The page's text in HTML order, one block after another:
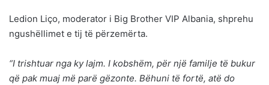
Ledion Liço, moderator i Big Brother VIP Albania, shprehu
ngushëllimet e tij të përzemërta.
“I trishtuar nga ky lajm. I kobshëm, për një familje të bukur
që pak muaj më parë gëzonte. Bëhuni të fortë, atë do